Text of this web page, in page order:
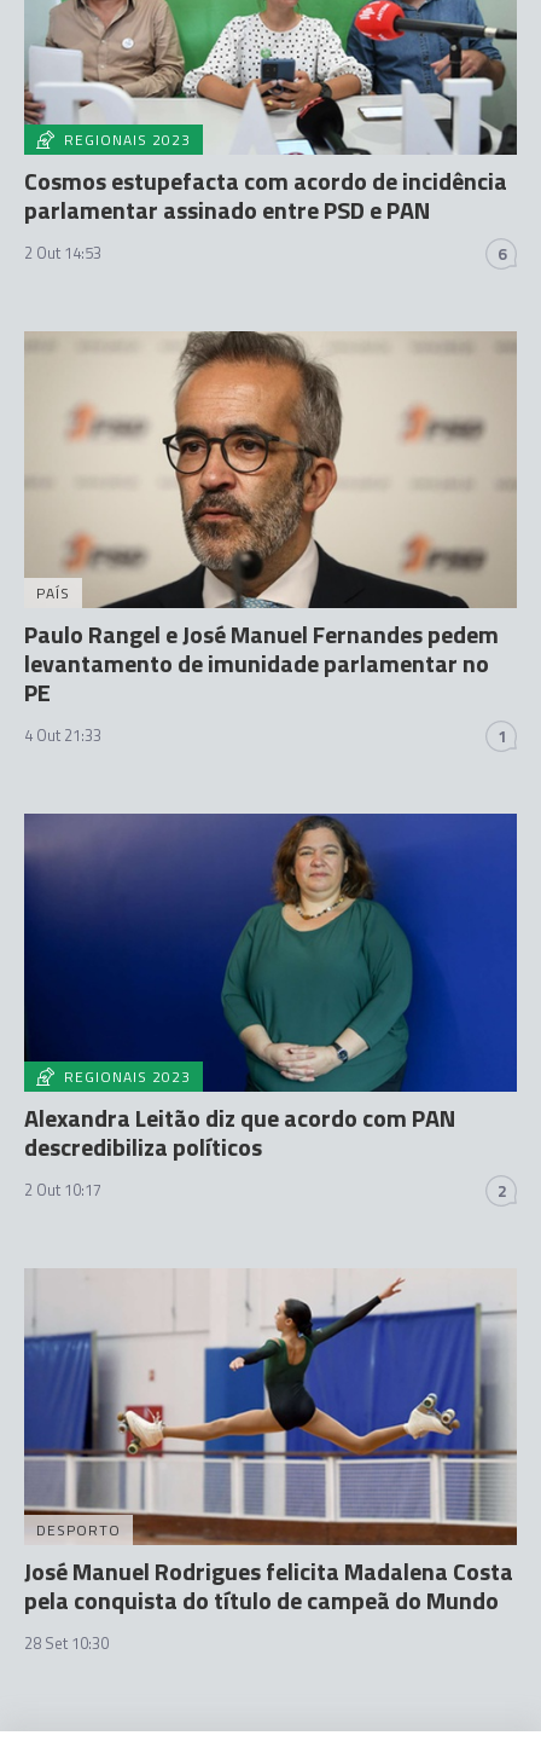
REGIONAIS 2023
Cosmos estupefacta com acordo de incidência
parlamentar assinado entre PSD e PAN
2 Out 14:53 6
PAÍS
Paulo Rangel e José Manuel Fernandes pedem
levantamento de imunidade parlamentar no
PE
4 Out 21:33 1
REGIONAIS 2023
Alexandra Leitão diz que acordo com PAN
descredibiliza políticos
2 Out 10:17 2
DESPORTO
José Manuel Rodrigues felicita Madalena Costa
pela conquista do título de campeã do Mundo
28 Set 10:30